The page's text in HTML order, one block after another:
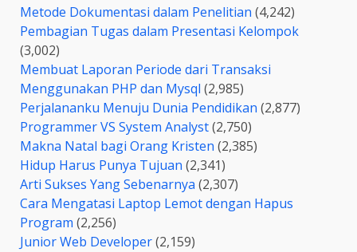
Metode Dokumentasi dalam Penelitian (4,242)
Pembagian Tugas dalam Presentasi Kelompok
(3,002)
Membuat Laporan Periode dari Transaksi
Menggunakan PHP dan Mysql (2,985)
Perjalananku Menuju Dunia Pendidikan (2,877)
Programmer VS System Analyst(2,750)
Makna Natal bagi Orang Kristen (2,385)
Hidup Harus Punya Tujuan (2,341)
Arti Sukses Yang Sebenarnya (2,307)
Cara Mengatasi Laptop Lemot dengan Hapus
Program (2,256)
Junior Web Developer(2,159)